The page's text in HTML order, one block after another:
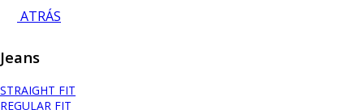
ATRÁS
Jeans
STRAIGHT FIT
REGULAR FIT